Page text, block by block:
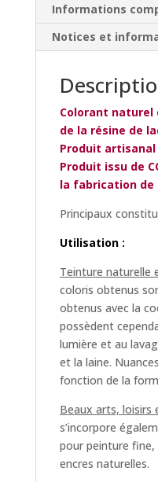
Informations
Notices et
Colorant naturel
de la résine de
Produit
Produit issu de
la fabrication de
Principaux
Utilisation :
Teinture naturelle
coloris obtenus
obtenus avec la
possèdent
lumière et au
et la laine.
fonction de la
Beaux arts, loisirs
s’incorpore
pour peinture fine,
encres naturelles.